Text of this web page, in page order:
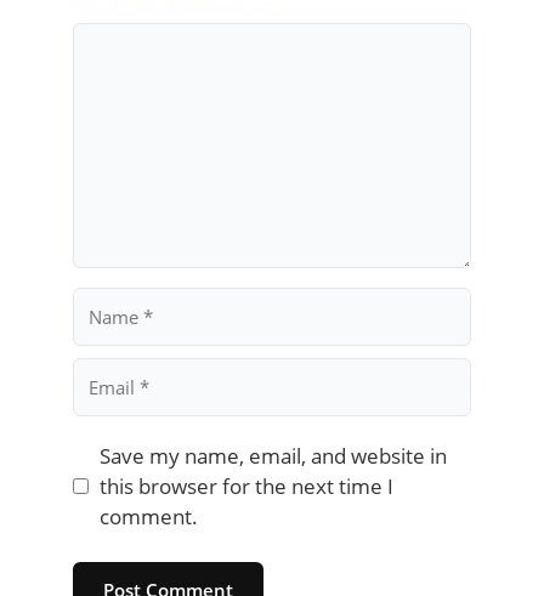
Save my name, email, and website in
this browser for the next time I
comment.
Website